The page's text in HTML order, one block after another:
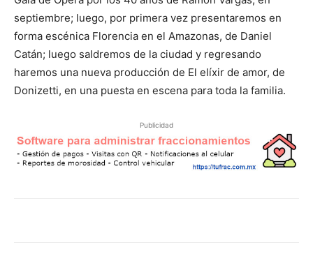
septiembre; luego, por primera vez presentaremos en
forma escénica Florencia en el Amazonas, de Daniel
Catán; luego saldremos de la ciudad y regresando
haremos una nueva producción de El elíxir de amor, de
Donizetti, en una puesta en escena para toda la familia.
Publicidad